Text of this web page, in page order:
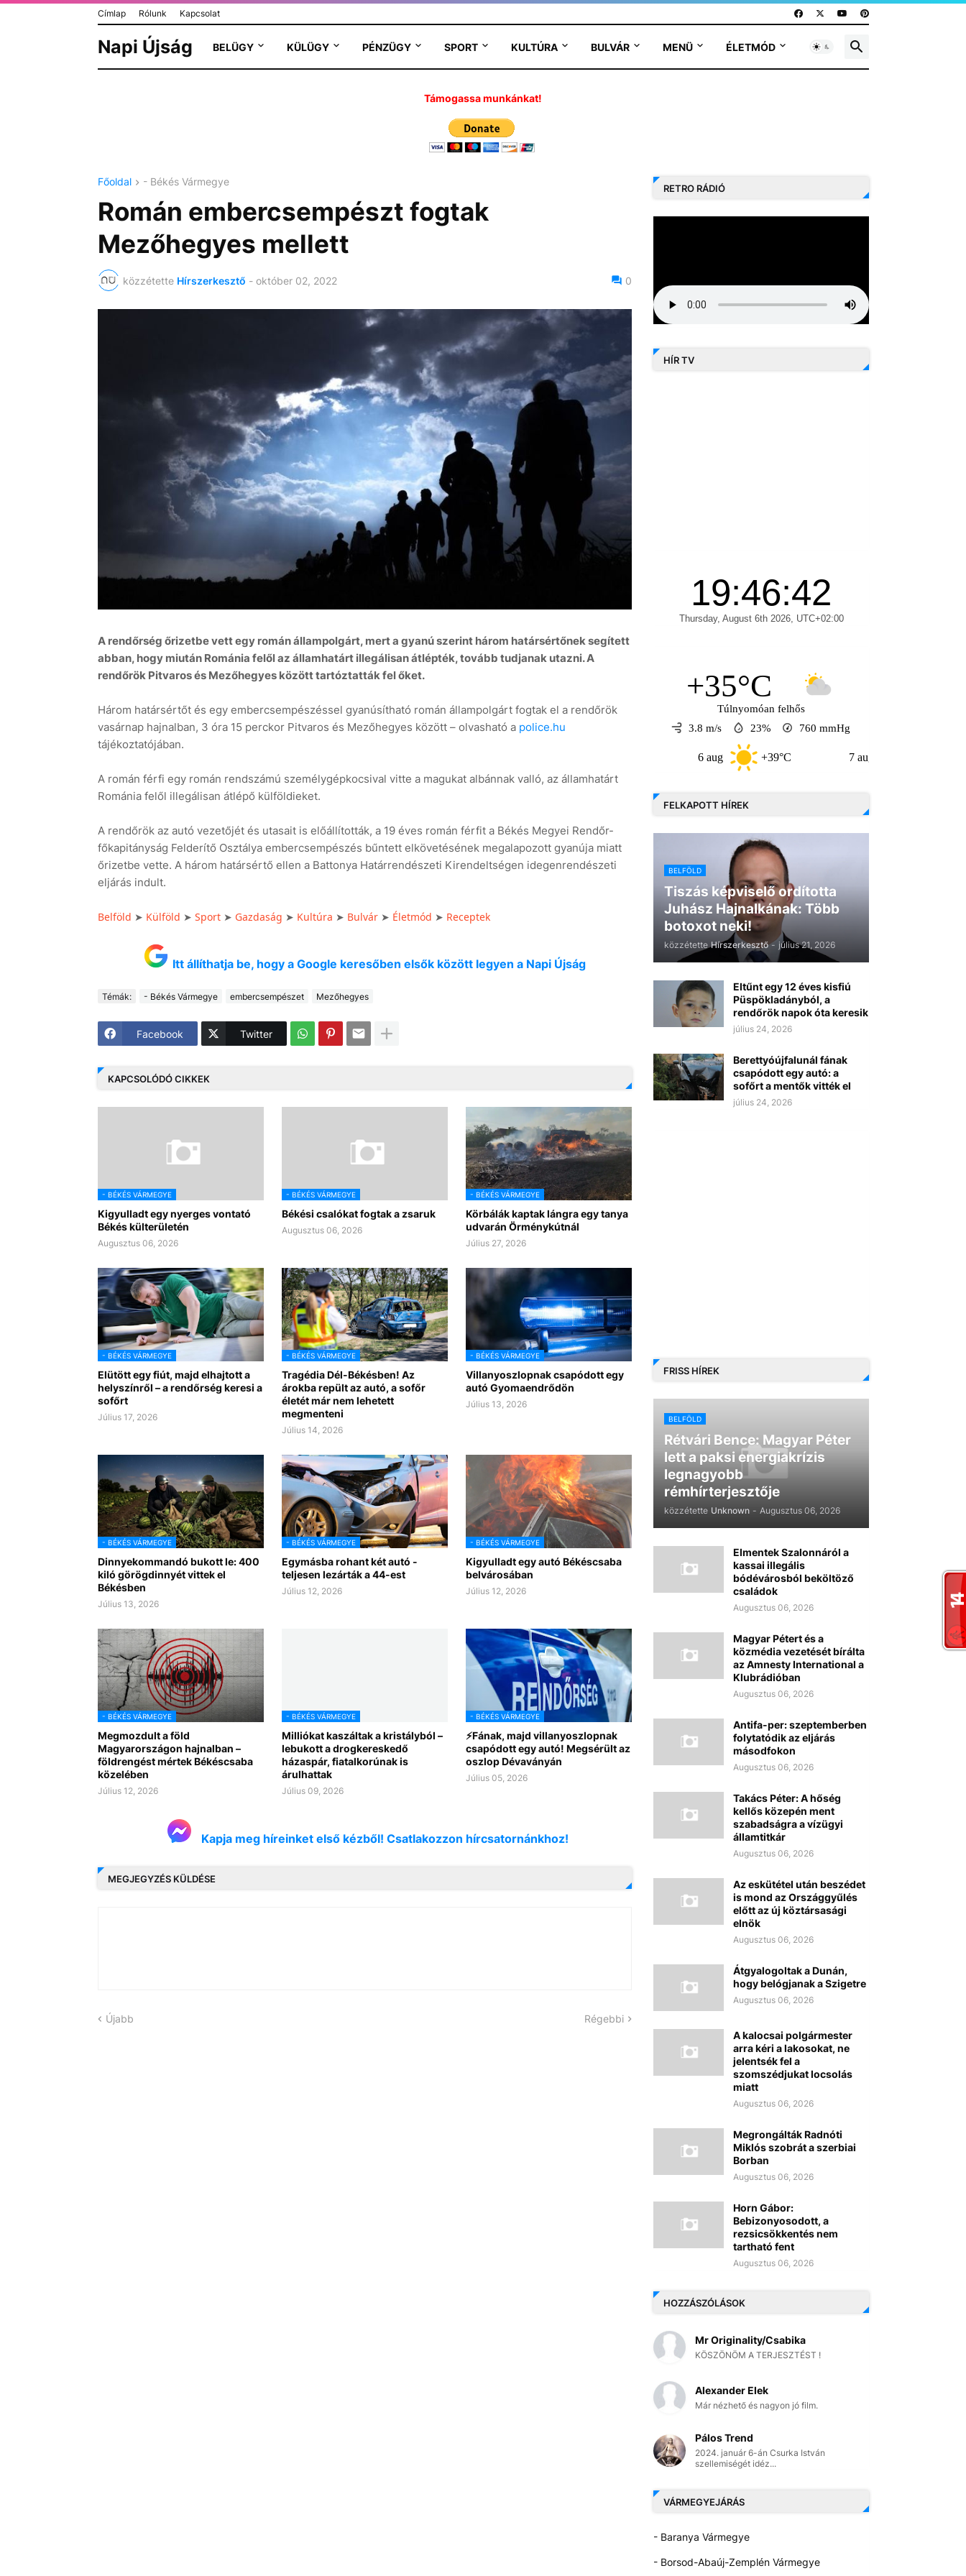
Címlap Rólunk Kapcsolat
Napi Újság BELÜGY KÜLÜGY PÉNZÜGY SPORT KULTÚRA BULVÁR MENÜ ÉLETMÓD
Támogassa munkánkat!
Főoldal - Békés Vármegye
Román embercsempészt fogtak
Mezőhegyes mellett
közzétette Hírszerkesztő - október 02, 2022 0
A rendőrség őrizetbe vett egy román állampolgárt, mert a gyanú szerint három határsértőnek segített
abban, hogy miután Románia felől az államhatárt illegálisan átlépték, tovább tudjanak utazni. A
rendőrök Pitvaros és Mezőhegyes között tartóztatták fel őket.
Három határsértőt és egy embercsempészéssel gyanúsítható román állampolgárt fogtak el a rendőrök
vasárnap hajnalban, 3 óra 15 perckor Pitvaros és Mezőhegyes között – olvasható a police.hu
tájékoztatójában.
A román férfi egy román rendszámú személygépkocsival vitte a magukat albánnak valló, az államhatárt
Románia felől illegálisan átlépő külföldieket.
A rendőrök az autó vezetőjét és utasait is előállították, a 19 éves román férfit a Békés Megyei Rendőr-
főkapitányság Felderítő Osztálya embercsempészés bűntett elkövetésének megalapozott gyanúja miatt
őrizetbe vette. A három határsértő ellen a Battonya Határrendészeti Kirendeltségen idegenrendészeti
eljárás indult.
Belföld ➤ Külföld ➤ Sport➤ Gazdaság ➤ Kultúra ➤ Bulvár➤ Életmód ➤ Receptek
Itt állíthatja be, hogy a Google keresőben elsők között legyen a Napi Újság
Témák: - Békés Vármegye embercsempészet Mezőhegyes
Facebook Twitter
KAPCSOLÓDÓ CIKKEK
- BÉKÉS VÁRMEGYE
Kigyulladt egy nyerges vontató
Békés külterületén
Augusztus 06, 2026
- BÉKÉS VÁRMEGYE
Békési csalókat fogtak a zsaruk
Augusztus 06, 2026
- BÉKÉS VÁRMEGYE
Körbálák kaptak lángra egy tanya
udvarán Örménykútnál
Július 27, 2026
- BÉKÉS VÁRMEGYE
Elütött egy fiút, majd elhajtott a
helyszínről – a rendőrség keresi a
sofőrt
Július 17, 2026
- BÉKÉS VÁRMEGYE
Tragédia Dél-Békésben! Az
árokba repült az autó, a sofőr
életét már nem lehetett
megmenteni
Július 14, 2026
- BÉKÉS VÁRMEGYE
Villanyoszlopnak csapódott egy
autó Gyomaendrődön
Július 13, 2026
- BÉKÉS VÁRMEGYE
Dinnyekommandó bukott le: 400
kiló görögdinnyét vittek el
Békésben
Július 13, 2026
- BÉKÉS VÁRMEGYE
Egymásba rohant két autó -
teljesen lezárták a 44-est
Július 12, 2026
- BÉKÉS VÁRMEGYE
Kigyulladt egy autó Békéscsaba
belvárosában
Július 12, 2026
- BÉKÉS VÁRMEGYE
Megmozdult a föld
Magyarországon hajnalban –
földrengést mértek Békéscsaba
közelében
Július 12, 2026
- BÉKÉS VÁRMEGYE
Milliókat kaszáltak a kristályból –
lebukott a drogkereskedő
házaspár, fiatalkorúnak is
árulhattak
Július 09, 2026
- BÉKÉS VÁRMEGYE
⚡Fának, majd villanyoszlopnak
csapódott egy autó! Megsérült az
oszlop Dévaványán
Július 05, 2026
Kapja meg híreinket első kézből! Csatlakozzon hírcsatornánkhoz!
MEGJEGYZÉS KÜLDÉSE
Újabb Régebbi
RETRO RÁDIÓ
HÍR TV
+35°C
Túlnyomóan felhős
3.8 m/s
23% 760 mmHg
+39°C
FELKAPOTT HÍREK
BELFÖLD
Tiszás képviselő ordította
Juhász Hajnalkának: Több
botoxot neki!
közzétette Hírszerkesztő - július 21, 2026
Eltűnt egy 12 éves kisfiú
Püspökladányból, a
rendőrök napok óta keresik
július 24, 2026
Berettyóújfalunál fának
csapódott egy autó: a
sofőrt a mentők vitték el
július 24, 2026
FRISS HÍREK
BELFÖLD
Rétvári Bence: Magyar Péter
lett a paksi energiakrízis
legnagyobb
rémhírterjesztője
közzétette Unknown - Augusztus 06, 2026
Elmentek Szalonnáról a
kassai illegális
bódévárosból beköltöző
családok
Augusztus 06, 2026
Magyar Pétert és a
közmédia vezetését bírálta
az Amnesty International a
Klubrádióban
Augusztus 06, 2026
Antifa-per: szeptemberben
folytatódik az eljárás
másodfokon
Augusztus 06, 2026
Takács Péter: A hőség
kellős közepén ment
szabadságra a vízügyi
államtitkár
Augusztus 06, 2026
Az eskütétel után beszédet
is mond az Országgyűlés
előtt az új köztársasági
elnök
Augusztus 06, 2026
Átgyalogoltak a Dunán,
hogy belógjanak a Szigetre
Augusztus 06, 2026
A kalocsai polgármester
arra kéri a lakosokat, ne
jelentsék fel a
szomszédjukat locsolás
miatt
Augusztus 06, 2026
Megrongálták Radnóti
Miklós szobrát a szerbiai
Borban
Augusztus 06, 2026
Horn Gábor:
Bebizonyosodott, a
rezsicsökkentés nem
tartható fent
Augusztus 06, 2026
HOZZÁSZÓLÁSOK
Mr Originality/Csabika
KÖSZÖNÖM A TERJESZTÉST !
Alexander Elek
Már nézhető és nagyon jó film.
Pálos Trend
2024. január 6-án Csurka István
szellemiségét idéz...
VÁRMEGYEJÁRÁS
- Baranya Vármegye
- Borsod-Abaúj-Zemplén Vármegye